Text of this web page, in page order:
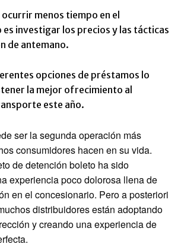
menos tiempo en el
es investigar los precios y las tácticas
de antemano.
opciones de préstamos lo
la mejor ofrecimiento al
este año.
ser la segunda operación más
consumidores hacen en su vida.
de detención boleto ha sido
experiencia poco dolorosa llena de
en el concesionario. Pero a posteriori
distribuidores están adoptando
y creando una experiencia de